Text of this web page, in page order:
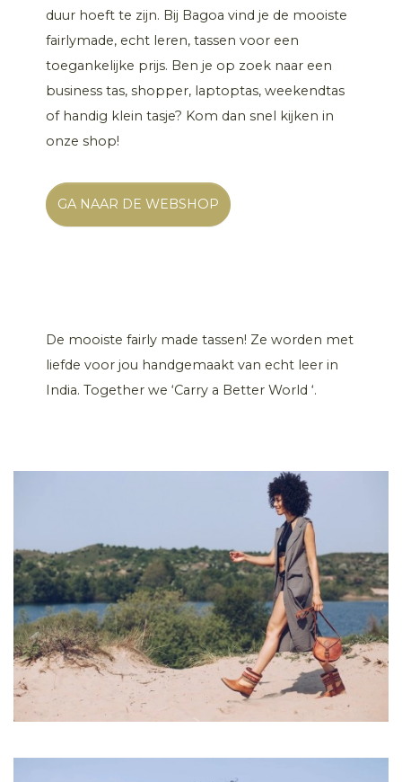
duur hoeft te zijn. Bij Bagoa vind je de mooiste
fairlymade, echt leren, tassen voor een
toegankelijke prijs. Ben je op zoek naar een
business tas, shopper, laptoptas, weekendtas
of handig klein tasje? Kom dan snel kijken in
onze shop!
GA NAAR DE WEBSHOP
De mooiste fairly made tassen! Ze worden met
liefde voor jou handgemaakt van echt leer in
India. Together we ‘Carry a Better World ‘.